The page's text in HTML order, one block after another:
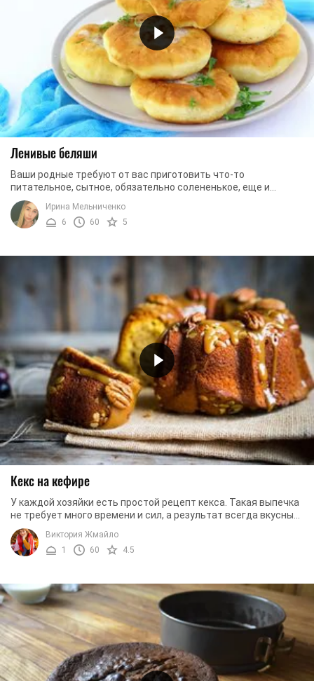
Ленивые беляши
Ваши родные требуют от вас приготовить что-то
питательное, сытное, обязательно солененькое, еще и
максимально быстро? Не знаете, чем бы поразить их? ...
Ирина Мельниченко
6
60 5
Кекс на кефире
У каждой хозяйки есть простой рецепт кекса. Такая выпечка
не требует много времени и сил, а результат всегда вкусный
и аппетитный. Мы предлагаем ...
Виктория Жмайло
1
60 4.5